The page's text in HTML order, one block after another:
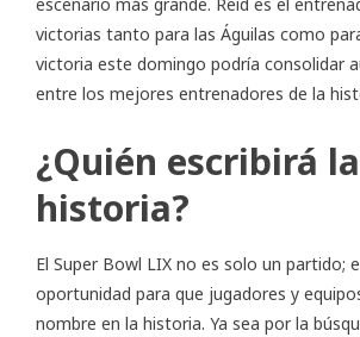
escenario más grande. Reid es el
victorias tanto para las Águilas como
victoria este domingo podría consolidar
entre los mejores entrenadores de la
¿Quién escribirá la
historia?
El Super Bowl LIX no es solo un partido;
oportunidad para que jugadores y
nombre en la historia. Ya sea por la